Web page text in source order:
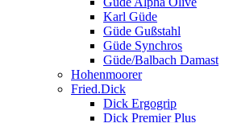
Karl Güde
Güde Gußstahl
Güde Synchros
Güde/Balbach Damast
Hohenmoorer
Fried.Dick
Dick Ergogrip
Dick Premier Plus